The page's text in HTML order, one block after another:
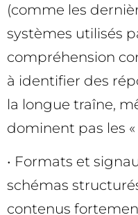
(comme les
systèmes utilisés
compréhension
à identifier des
la longue traîne,
dominent pas les «
• Formats et
schémas
contenus